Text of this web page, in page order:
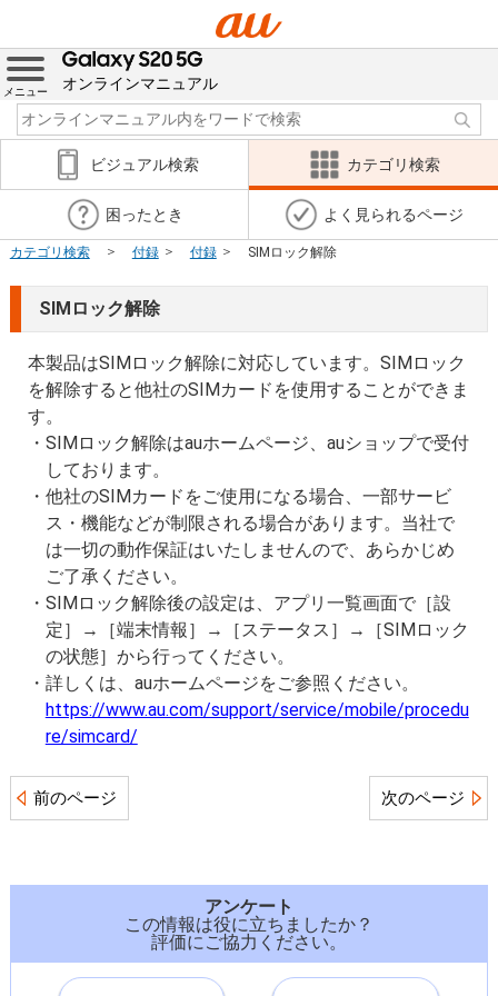
メニュー オンラインマニュアル
ビジュアル検索 カテゴリ検索
困ったとき よく見られるページ
カテゴリ検索 付録 付録 SIMロック解除
SIMロック解除
本製品はSIMロック解除に対応しています。SIMロック
を解除すると他社のSIMカードを使用することができま
す。
SIMロック解除はauホームページ、auショップで受付
しております。
他社のSIMカードをご使用になる場合、一部サービ
ス・機能などが制限される場合があります。当社で
は一切の動作保証はいたしませんので、あらかじめ
ご了承ください。
SIMロック解除後の設定は、アプリ一覧画面で［設
定］→［端末情報］→［ステータス］→［SIMロック
の状態］から行ってください。
詳しくは、auホームページをご参照ください。
https://www.au.com/support/service/mobile/procedu
re/simcard/
前のページ 次のページ
アンケート
この情報は役に立ちましたか？
評価にご協力ください。